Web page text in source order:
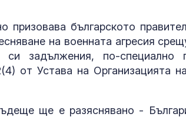
призовава българското
на военната агресия
задължения, по-специално
от Устава на Организацията
ще е разяснявано -